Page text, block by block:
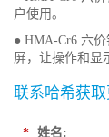
户使用。
● HMA-Cr6 六
屏，让操作和显
联系哈希获
* 姓名: